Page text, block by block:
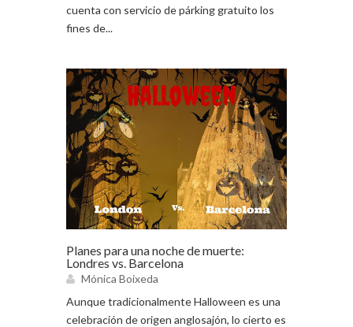
cuenta con servicio de párking gratuito los
fines de...
Planes para una noche de muerte:
Londres vs. Barcelona
Mónica Boixeda
Aunque tradicionalmente Halloween es una
celebración de origen anglosajón, lo cierto es